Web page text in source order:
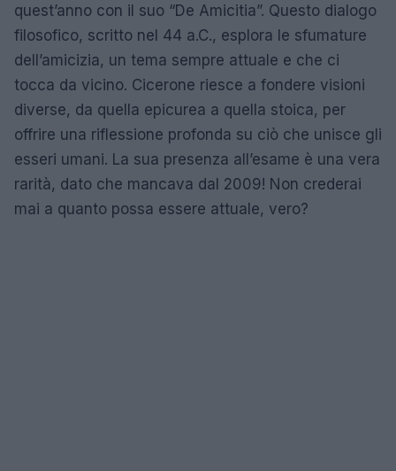
quest’anno con il suo “De Amicitia”. Questo dialogo
filosofico, scritto nel 44 a.C., esplora le sfumature
dell’amicizia, un tema sempre attuale e che ci
tocca da vicino. Cicerone riesce a fondere visioni
diverse, da quella epicurea a quella stoica, per
offrire una riflessione profonda su ciò che unisce gli
esseri umani. La sua presenza all’esame è una vera
rarità, dato che mancava dal 2009! Non crederai
mai a quanto possa essere attuale, vero?